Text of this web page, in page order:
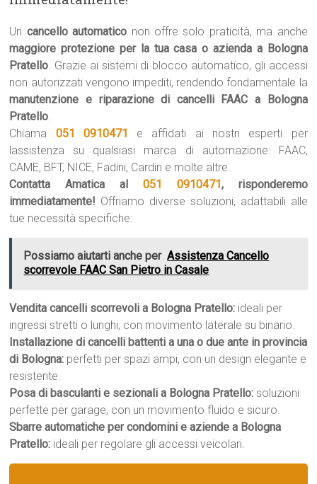
Un cancello automatico non offre solo praticità, ma anche
maggiore protezione per la tua casa o azienda a Bologna
Pratello. Grazie ai sistemi di blocco automatico, gli accessi
non autorizzati vengono impediti, rendendo fondamentale la
manutenzione e riparazione di cancelli FAAC a Bologna
Pratello.
Chiama 051 0910471
e affidati ai nostri esperti per
lassistenza su qualsiasi marca di automazione: FAAC,
CAME, BFT, NICE, Fadini, Cardin e molte altre.
Contatta Amatica al 051 0910471, risponderemo
immediatamente! Offriamo diverse soluzioni, adattabili alle
tue necessità specifiche:
Possiamo aiutarti anche per Assistenza Cancello
scorrevole FAAC San Pietro in Casale
Vendita cancelli scorrevoli a Bologna Pratello: ideali per
ingressi stretti o lunghi, con movimento laterale su binario.
Installazione di cancelli battenti a una o due ante in provincia
di Bologna: perfetti per spazi ampi, con un design elegante e
resistente.
Posa di basculanti e sezionali a Bologna Pratello: soluzioni
perfette per garage, con un movimento fluido e sicuro.
Sbarre automatiche per condomini e aziende a Bologna
Pratello: ideali per regolare gli accessi veicolari.